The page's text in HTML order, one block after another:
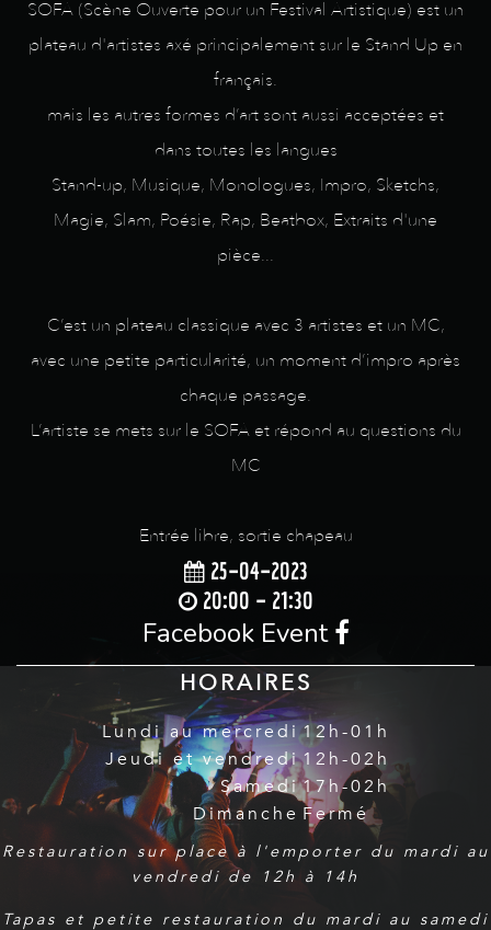
SOFA (Scène Ouverte pour un Festival Artistique) est un
plateau d'artistes axé principalement sur le Stand Up en
français.
mais les autres formes d’art sont aussi acceptées et
dans toutes les langues
Stand-up, Musique, Monologues, Impro, Sketchs,
Magie, Slam, Poésie, Rap, Beatbox, Extraits d'une
pièce...
C’est un plateau classique avec 3 artistes et un MC,
avec une petite particularité, un moment d’impro après
chaque passage.
L’artiste se mets sur le SOFA et répond au questions du
MC
Entrée libre, sortie chapeau
25-04-2023
20:00 - 21:30
Facebook Event
HORAIRES
Lundi au mercredi
Jeudi et vendredi
Samedi
Dimanche
12h-01h
12h-02h
17h-02h
Fermé
Restauration sur place à l'emporter du mardi au
vendredi de 12h à 14h
Tapas et petite restauration du mardi au samedi